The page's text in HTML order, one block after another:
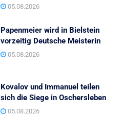
05.08.2026
Papenmeier wird in Bielstein
vorzeitig Deutsche Meisterin
05.08.2026
Kovalov und Immanuel teilen
sich die Siege in Oschersleben
05.08.2026